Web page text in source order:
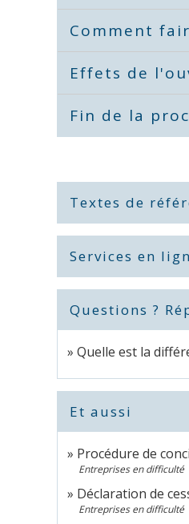
Comment
Effets de
Fin de la
Textes de
Services en
Questions ?
Quelle est la
Et aussi
Procédure de
Entreprises en difficulté
Déclaration de
Entreprises en difficulté